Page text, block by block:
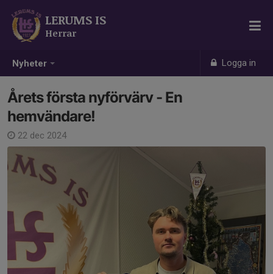
Nyheter Logga in
LERUMS IS
Herrar
Årets första nyförvärv - En
hemvändare!
22 dec 2024